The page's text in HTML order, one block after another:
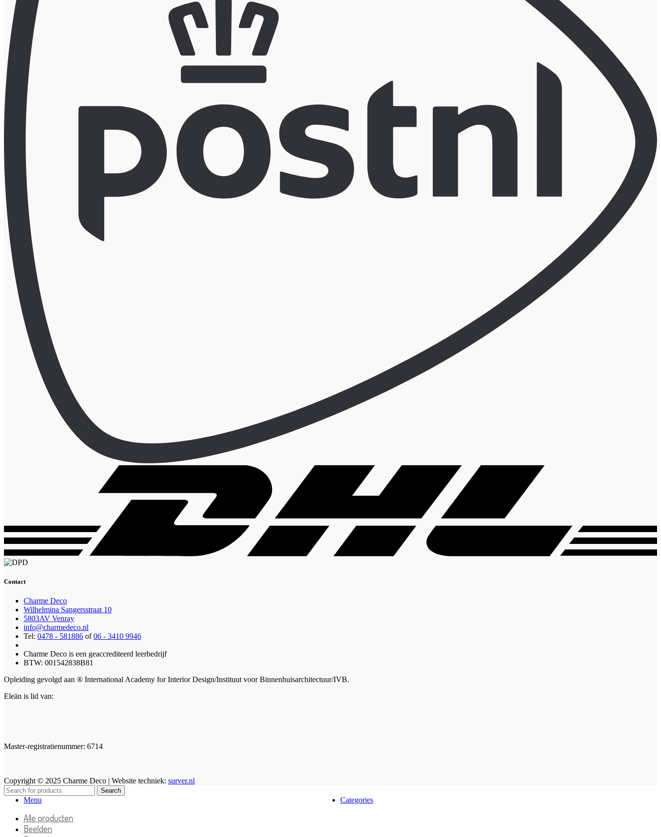
Contact
Charme Deco
Wilhelmina Sangersstraat 10
5803AV Venray
info@charmedeco.nl
Tel: 0478 - 581886 of06 - 3410 9946
Charme Deco is een geaccrediteerd leerbedrijf
BTW: 001542838B81
Opleiding gevolgd aan ® International Academy for Interior Design/Instituut voor Binnenhuisarchitectuur/IVB.
Eleän is lid van:
Master-registratienummer: 6714
Copyright © 2025 Charme Deco | Website techniek: surver.nl
Search
Menu Categories
Alle producten
Beelden